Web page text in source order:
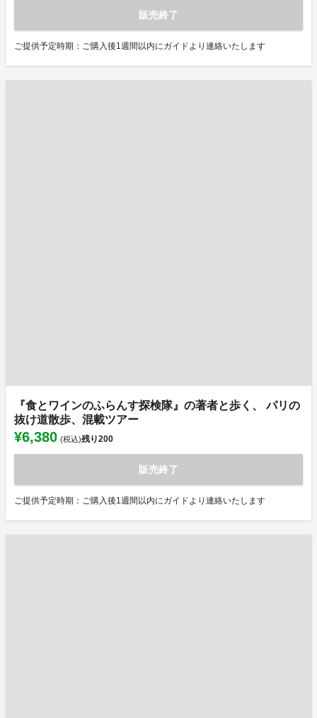
販売終了
ご提供予定時期：ご購入後1週間以内にガイドより連絡いたします
『食とワインのふらんす探検隊』の著者と歩く、 パリの
抜け道散歩、混載ツアー
¥6,380 (税込)残り200
販売終了
ご提供予定時期：ご購入後1週間以内にガイドより連絡いたします